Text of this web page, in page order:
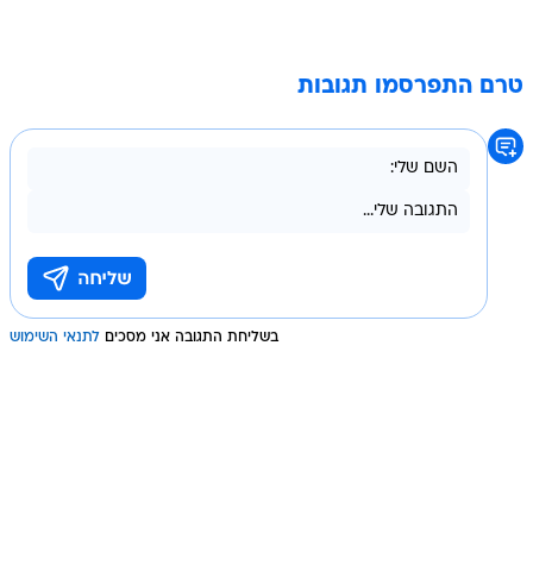
טרם התפרסמו תגובות
בשליחת התגובה אני מסכים לתנאי השימוש